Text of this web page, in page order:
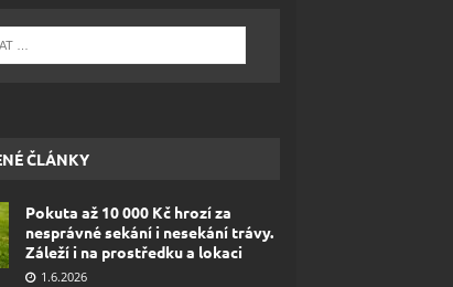
ČLÁNKY
Pokuta až 10 000 Kč hrozí za
nesprávné sekání i nesekání trávy.
Záleží i na prostředku a lokaci
1.6.2026